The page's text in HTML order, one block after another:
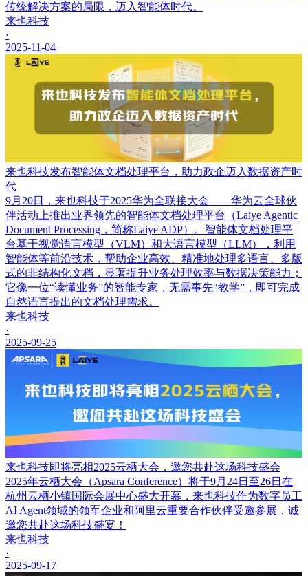
传统解决方案的局限，迈入智能体时代。
来也科技
·
2025-11-04
来也科技发布智能体文档处理平台，助力政企迈入数据资产时
代
9月20日，来也科技于2025华为全联接大会——华为云全球伙
伴活动上推出业界领先的智能体文档处理平台（Laiye Agentic
Document Processing，简称Laiye ADP）。智能体文档处理平
台基于视觉语言模型（VLM）和大语言模型（LLM），利用
智能体等前沿技术，帮助企业高效、精准地处理多语言、多版
式的非结构化文档，显著提升业务处理效率与数据决策能力；
它像一位“读懂业务”的智能专家，无需事先“教学”，即可完成
自然语言提出的文档处理需求。
来也科技
·
2025-09-25
来也科技即将亮相2025云栖大会，邀您共赴这场科技盛会
2025年云栖大会（Apsara Conference）将于9月24日至26日在
杭州云栖小镇国际会展中心盛大开幕，来也科技作为数字员工
AI Agent领域的领军企业和阿里云重要合作伙伴受邀参展，诚
邀您共赴这场科技盛宴！
来也科技
·
2025-09-17